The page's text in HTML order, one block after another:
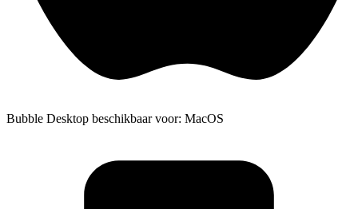
Bubble Desktop beschikbaar voor: MacOS